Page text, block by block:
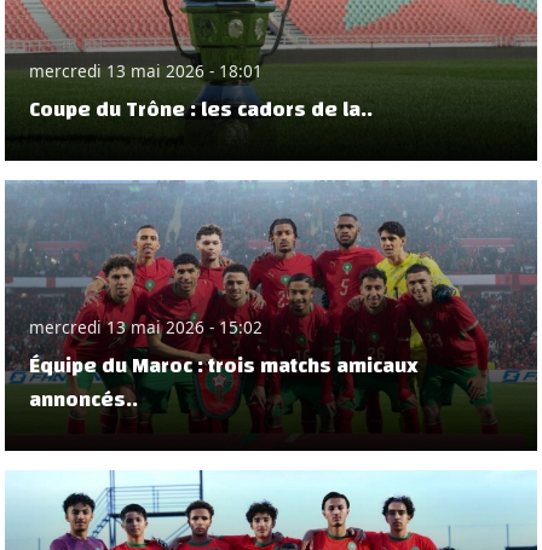
mercredi 13 mai 2026 - 18:01
Coupe du Trône : les cadors de la..
mercredi 13 mai 2026 - 15:02
Équipe du Maroc : trois matchs amicaux
annoncés..